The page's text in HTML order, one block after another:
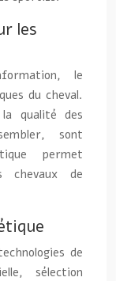
les
le
du cheval.
qualité des
sont
permet
chevaux de
de
sélection